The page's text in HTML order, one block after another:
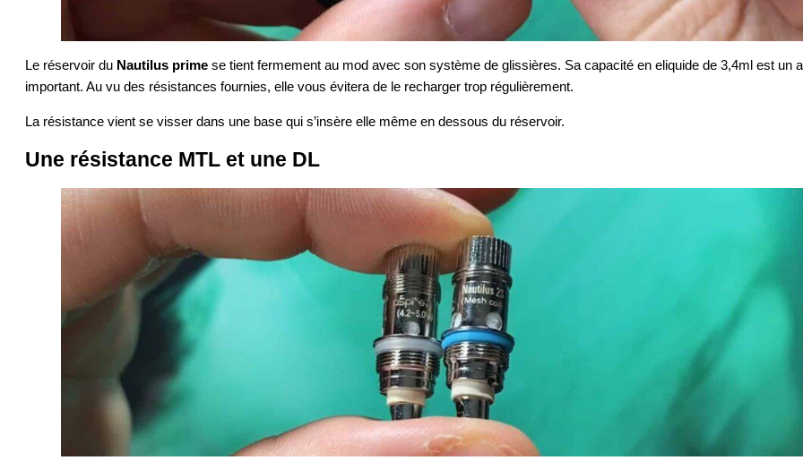
Le réservoir du Nautilus prime se tient fermement au mod avec son système de glissières. Sa capacité en eliquide de 3,4ml est un
important. Au vu des résistances fournies, elle vous évitera de le recharger trop régulièrement.
La résistance vient se visser dans une base qui s’insère elle même en dessous du réservoir.
Une résistance MTL et une DL